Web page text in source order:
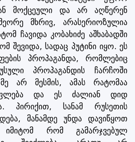
მოქცეული და არ აღწერენ
მხრივ, არასერიოზულია
ჩავიდა კობახიძე აშხაბადში
შევიდა, სადაც პუტინი იყო. ეს
პროპაგანდა, რომლებიც
პროპაგანდის ჩარჩოში
არ მესმის, ამას რატომაა
და ეს ძალიან დიდ
პირიქით, სანამ რუსეთის
მანამდე უნდა დავიწყოთ
იმიტომ რომ გამარჯვებულ